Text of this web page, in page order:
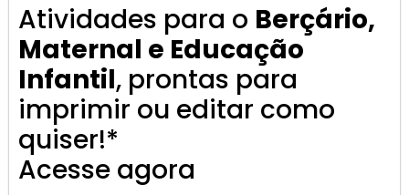
Atividades para o Berçário,
Maternal e Educação
Infantil, prontas para
imprimir ou editar como
quiser!*
Acesse agora